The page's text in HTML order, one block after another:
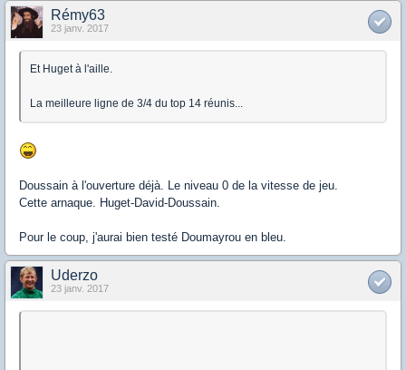
Rémy63
23 janv. 2017
Et Huget à l'aille.
La meilleure ligne de 3/4 du top 14 réunis...
Doussain à l'ouverture déjà. Le niveau 0 de la vitesse de jeu.
Cette arnaque. Huget-David-Doussain.
Pour le coup, j'aurai bien testé Doumayrou en bleu.
Uderzo
23 janv. 2017